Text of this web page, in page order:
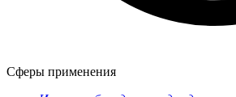
Сферы применения